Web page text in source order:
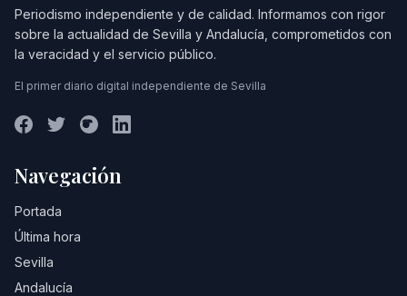
Periodismo independiente y de calidad. Informamos con rigor
sobre la actualidad de Sevilla y Andalucía, comprometidos con
la veracidad y el servicio público.
El primer diario digital independiente de Sevilla
Navegación
Portada
Última hora
Sevilla
Andalucía